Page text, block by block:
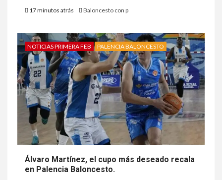
17 minutos atrás Baloncesto con p
NOTICIAS PRIMERA FEB PALENCIA BALONCESTO
Álvaro Martínez, el cupo más deseado recala
en Palencia Baloncesto.